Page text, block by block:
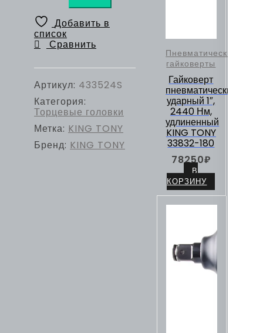
стандартная
шестигранная
1/2",
3/4",
дюймовая
TONY
433524S
Добавить в
список
Сравнить
Артикул: 433524S
Категория:
Торцевые головки
Метка: KING TONY
Бренд: KING TONY
Пневматические
гайковерты
Гайковерт
пневматический
ударный 1″,
2440 Нм,
удлиненный
KING TONY
33832-180
78250₽
В
КОРЗИНУ